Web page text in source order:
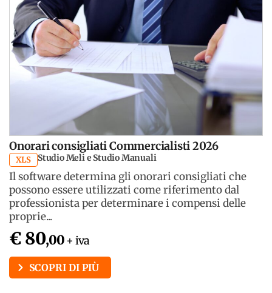
Onorari consigliati Commercialisti 2026
XLS Studio Meli e Studio Manuali
Il software determina gli onorari consigliati che
possono essere utilizzati come riferimento dal
professionista per determinare i compensi delle
proprie...
€ 80,00 + iva
SCOPRI DI PIÙ